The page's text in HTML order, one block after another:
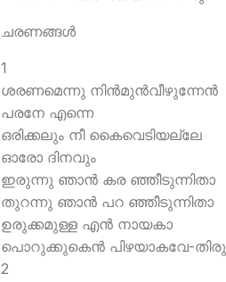
ചരണങ്ങള്‍
1
ശരണമെന്നു നിന്‍മുന്‍വീഴുന്നേന്‍
പരനേ എന്നെ
ഒരിക്കലും നീ കൈവെടിയല്ലേ
ഓരോ ദിനവും
ഇരുന്നു ഞാന്‍ കര ഞ്ഞീടുന്നിതാ
തുറന്നു ഞാന്‍ പറ ഞ്ഞീടുന്നിതാ
ഉരുക്കമുള്ള എന്‍ നായകാ
പൊറുക്കുകെന്‍ പിഴയാകവേ-തിരു
2